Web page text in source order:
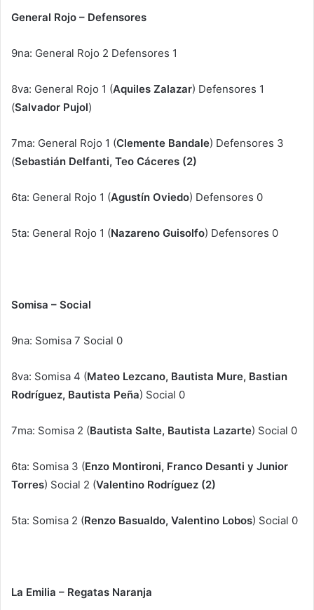
General Rojo – Defensores
9na: General Rojo 2 Defensores 1
8va: General Rojo 1 (Aquiles Zalazar) Defensores 1
(Salvador Pujol)
7ma: General Rojo 1 (Clemente Bandale) Defensores 3
(Sebastián Delfanti, Teo Cáceres (2)
6ta: General Rojo 1 (Agustín Oviedo) Defensores 0
5ta: General Rojo 1 (Nazareno Guisolfo) Defensores 0
Somisa – Social
9na: Somisa 7 Social 0
8va: Somisa 4 (Mateo Lezcano, Bautista Mure, Bastian
Rodríguez, Bautista Peña) Social 0
7ma: Somisa 2 (Bautista Salte, Bautista Lazarte) Social 0
6ta: Somisa 3 (Enzo Montironi, Franco Desanti y Junior
Torres) Social 2 (Valentino Rodríguez (2)
5ta: Somisa 2 (Renzo Basualdo, Valentino Lobos) Social 0
La Emilia – Regatas Naranja